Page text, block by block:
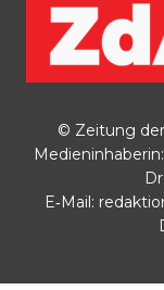
© Zeitung
Medieninhaberin:
E‑Mail: